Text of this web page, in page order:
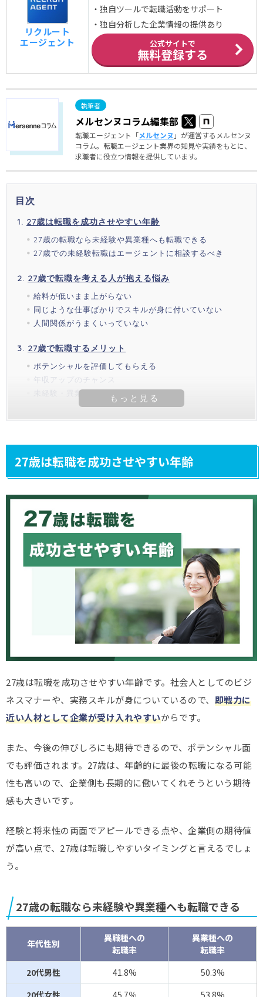
リクルート
エージェント
・独自ツールで転職活動をサポート
・独自分析した企業情報の提供あり
公式サイトで
無料登録する
メルセンヌコラム編集部
転職エージェント「メルセンヌ 」が運営するメルセンヌ
コラム。転職エージェント業界の知見や実績をもとに、
求職者に役立つ情報を提供しています。
目次
27歳は転職を成功させやすい年齢
27歳の転職なら未経験や異業種へも転職できる
27歳での未経験転職はエージェントに相談するべき
27歳で転職を考える人が抱える悩み
給料が低いまま上がらない
同じような仕事ばかりでスキルが身に付いていない
人間関係がうまくいっていない
27歳で転職するメリット
ポテンシャルを評価してもらえる
年収アップのチャンス
未経験・異業種への転職も可能
27歳は転職を成功させやすい年齢
27歳は転職を成功させやすい年齢です。社会人としてのビジ
ネスマナーや、実務スキルが身についているので、 即戦力に
近い人材として企業が受け入れやすいからです。
また、今後の伸びしろにも期待できるので、ポテンシャル面
でも評価されます。27歳は、年齢的に最後の転職になる可能
性も高いので、企業側も長期的に働いてくれそうという期待
感も大きいです。
経験と将来性の両面でアピールできる点や、企業側の期待値
が高い点で、27歳は転職しやすいタイミングと言えるでしょ
う。
27歳の転職なら未経験や異業種へも転職できる
年代性別
異職種への
転職率
異業種への
転職率
20代男性
41.8%
50.3%
20代女性
45.7％ 53.8%